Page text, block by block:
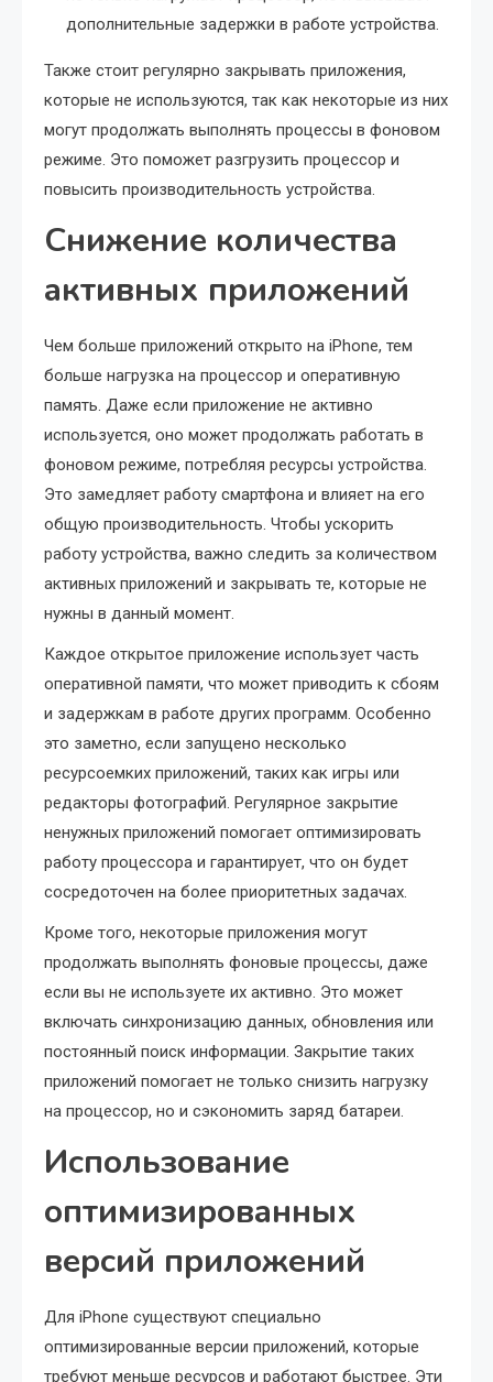
дополнительные задержки в работе устройства.
Также стоит регулярно закрывать приложения,
которые не используются, так как некоторые из них
могут продолжать выполнять процессы в фоновом
режиме. Это поможет разгрузить процессор и
повысить производительность устройства.
Снижение количества
активных приложений
Чем больше приложений открыто на iPhone, тем
больше нагрузка на процессор и оперативную
память. Даже если приложение не активно
используется, оно может продолжать работать в
фоновом режиме, потребляя ресурсы устройства.
Это замедляет работу смартфона и влияет на его
общую производительность. Чтобы ускорить
работу устройства, важно следить за количеством
активных приложений и закрывать те, которые не
нужны в данный момент.
Каждое открытое приложение использует часть
оперативной памяти, что может приводить к сбоям
и задержкам в работе других программ. Особенно
это заметно, если запущено несколько
ресурсоемких приложений, таких как игры или
редакторы фотографий. Регулярное закрытие
ненужных приложений помогает оптимизировать
работу процессора и гарантирует, что он будет
сосредоточен на более приоритетных задачах.
Кроме того, некоторые приложения могут
продолжать выполнять фоновые процессы, даже
если вы не используете их активно. Это может
включать синхронизацию данных, обновления или
постоянный поиск информации. Закрытие таких
приложений помогает не только снизить нагрузку
на процессор, но и сэкономить заряд батареи.
Использование
оптимизированных
версий приложений
Для iPhone существуют специально
оптимизированные версии приложений, которые
требуют меньше ресурсов и работают быстрее. Эти